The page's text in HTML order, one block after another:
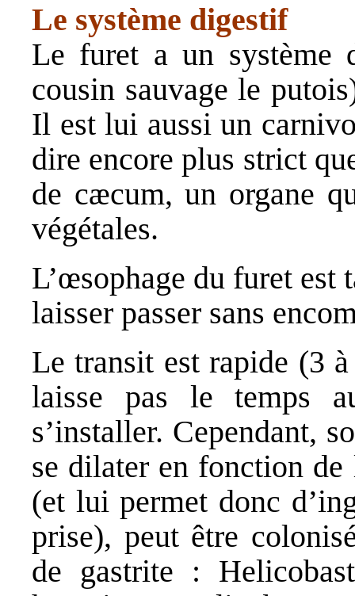
Le système digestif
Le furet a un système
cousin sauvage le
Il est lui aussi un
dire encore plus strict
de cæcum, un organe
végétales.
L’œsophage du furet est
laisser passer sans
Le transit estrapide (3
laisse pas le temps
s’installer. Cependant,
se dilater en fonction
(et lui permet donc
prise), peut être
de gastrite :